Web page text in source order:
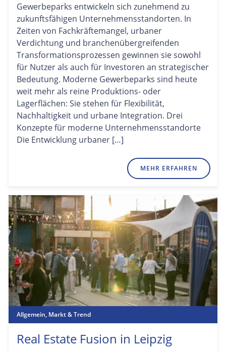
Gewerbeparks entwickeln sich zunehmend zu
zukunftsfähigen Unternehmensstandorten. In
Zeiten von Fachkräftemangel, urbaner
Verdichtung und branchenübergreifenden
Transformationsprozessen gewinnen sie sowohl
für Nutzer als auch für Investoren an strategischer
Bedeutung. Moderne Gewerbeparks sind heute
weit mehr als reine Produktions- oder
Lagerflächen: Sie stehen für Flexibilität,
Nachhaltigkeit und urbane Integration. Drei
Konzepte für moderne Unternehmensstandorte
Die Entwicklung urbaner […]
MEHR ERFAHREN
Allgemein, Markt & Trend
Real Estate Fusion in Leipzig